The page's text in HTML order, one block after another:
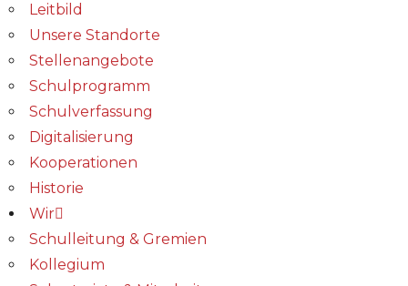
Leitbild
Unsere Standorte
Stellenangebote
Schulprogramm
Schulverfassung
Digitalisierung
Kooperationen
Historie
Wir
Schulleitung & Gremien
Kollegium